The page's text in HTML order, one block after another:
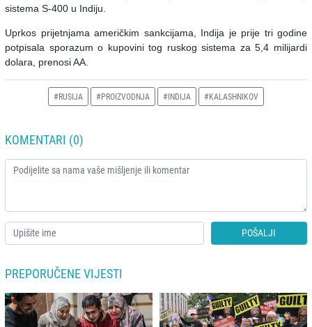
sistema S-400 u Indiju.
Uprkos prijetnjama američkim sankcijama, Indija je prije tri godine
potpisala sporazum o kupovini tog ruskog sistema za 5,4 milijardi
dolara, prenosi AA.
#RUSIJA #PROIZVODNJA #INDIJA #KALASHNIKOV
KOMENTARI (0)
POŠALJI
PREPORUČENE VIJESTI